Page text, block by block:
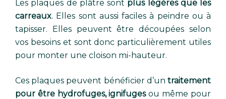
Les plaques de plâtre sont plus légères que les
carreaux. Elles sont aussi faciles à peindre ou à
tapisser. Elles peuvent être découpées selon
vos besoins et sont donc particulièrement utiles
pour monter une cloison mi-hauteur.
Ces plaques peuvent bénéficier d’un traitement
pour être hydrofuges, ignifugesou même pour